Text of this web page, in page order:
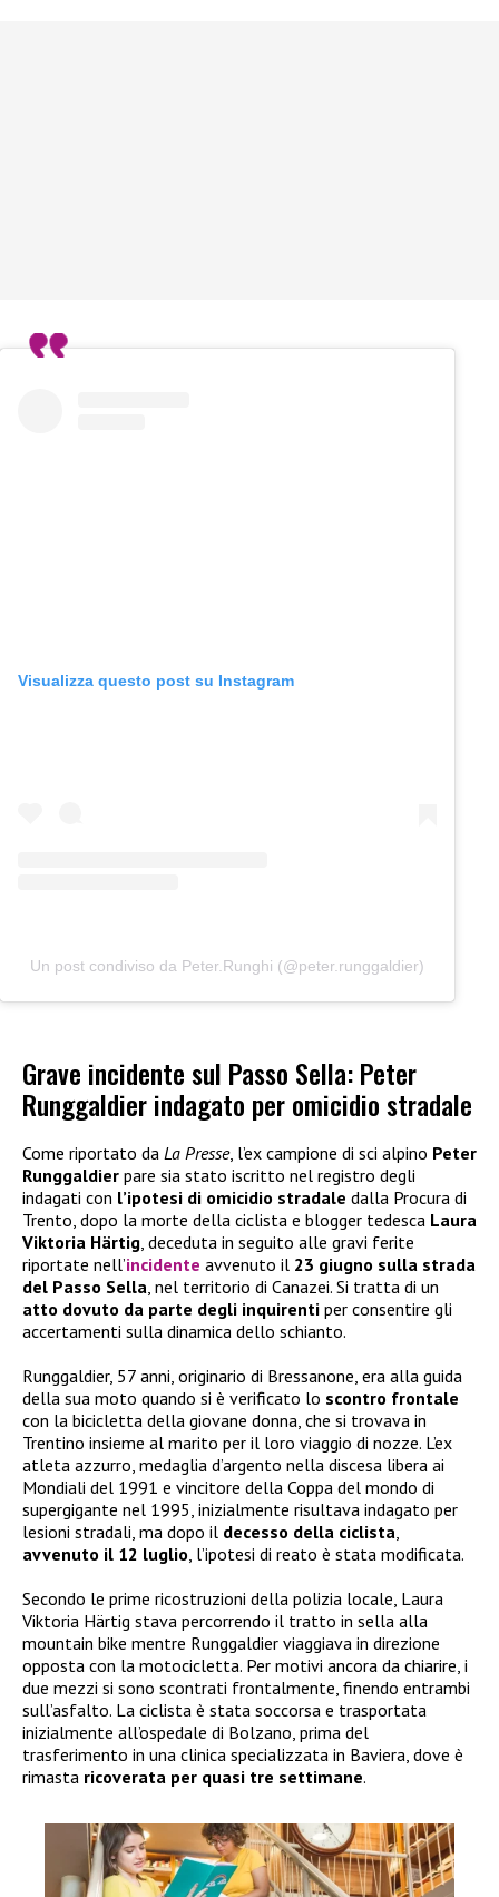
Visualizza questo post su Instagram
Un post condiviso da Peter.Runghi (@peter.runggaldier)
Grave incidente sul Passo Sella: Peter
Runggaldier indagato per omicidio stradale
Come riportato da La Presse, l’ex campione di sci alpino Peter
Runggaldier pare sia stato iscritto nel registro degli
indagati con l’ipotesi di omicidio stradale dalla Procura di
Trento, dopo la morte della ciclista e blogger tedesca Laura
Viktoria Härtig, deceduta in seguito alle gravi ferite
riportate nell’incidente avvenuto il 23 giugno sulla strada
del Passo Sella, nel territorio di Canazei. Si tratta di un
atto dovuto da parte degli inquirenti per consentire gli
accertamenti sulla dinamica dello schianto.
Runggaldier, 57 anni, originario di Bressanone, era alla guida
della sua moto quando si è verificato lo scontro frontale
con la bicicletta della giovane donna, che si trovava in
Trentino insieme al marito per il loro viaggio di nozze. L’ex
atleta azzurro, medaglia d’argento nella discesa libera ai
Mondiali del 1991 e vincitore della Coppa del mondo di
supergigante nel 1995, inizialmente risultava indagato per
lesioni stradali, ma dopo il decesso della ciclista,
avvenuto il 12 luglio, l’ipotesi di reato è stata modificata.
Secondo le prime ricostruzioni della polizia locale, Laura
Viktoria Härtig stava percorrendo il tratto in sella alla
mountain bike mentre Runggaldier viaggiava in direzione
opposta con la motocicletta. Per motivi ancora da chiarire, i
due mezzi si sono scontrati frontalmente, finendo entrambi
sull’asfalto. La ciclista è stata soccorsa e trasportata
inizialmente all’ospedale di Bolzano, prima del
trasferimento in una clinica specializzata in Baviera, dove è
rimasta ricoverata per quasi tre settimane.